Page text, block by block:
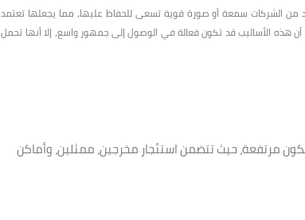
من الشركات سمعة أو صورة قوية تسعى للحفاظ عليها، مما يجعلها تعتمد
أن هذه الأساليب قد تكون فعالة في الوصول إلى جمهور واسع، إلا أنها تحمل
تكون مرتفعة، حيث تتضمن استئجار مخرجين، ممثلين، وأماكن